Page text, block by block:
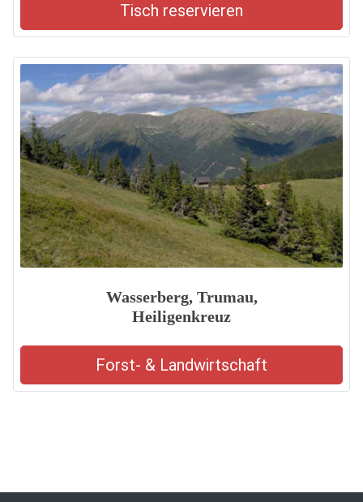
Tisch reservieren
Wasserberg, Trumau,
Heiligenkreuz
Forst- & Landwirtschaft